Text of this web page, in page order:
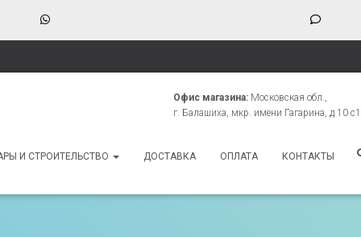
Офис магазина: Московская обл.,
г. Балашиха, мкр. имени Гагарина, д 10 с1
И СТРОИТЕЛЬСТВО ДОСТАВКА ОПЛАТА КОНТАКТЫ